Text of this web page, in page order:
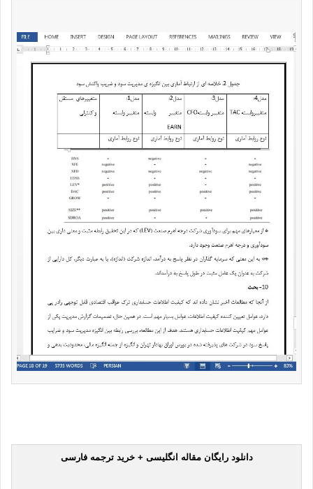
دانلود رایگان مقاله انگلیسی + خرید ترجمه فارسی